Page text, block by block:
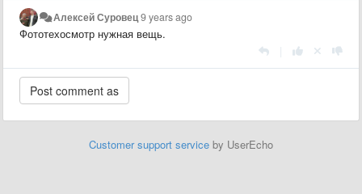
Алексей Суровец9 years ago
Фототехосмотр нужная вещь.
Customer support service by UserEcho